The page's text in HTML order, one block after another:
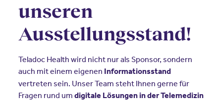
unseren
Ausstellungsstand!
Teladoc Health wird nicht nur als Sponsor, sondern
auch mit einem eigenen Informationsstand
vertreten sein. Unser Team steht Ihnen gerne für
Fragen rund um digitale Lösungen in der Telemedizin